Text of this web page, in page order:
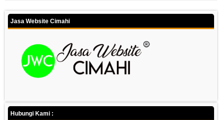
Jasa Website Cimahi
Hubungi Kami :